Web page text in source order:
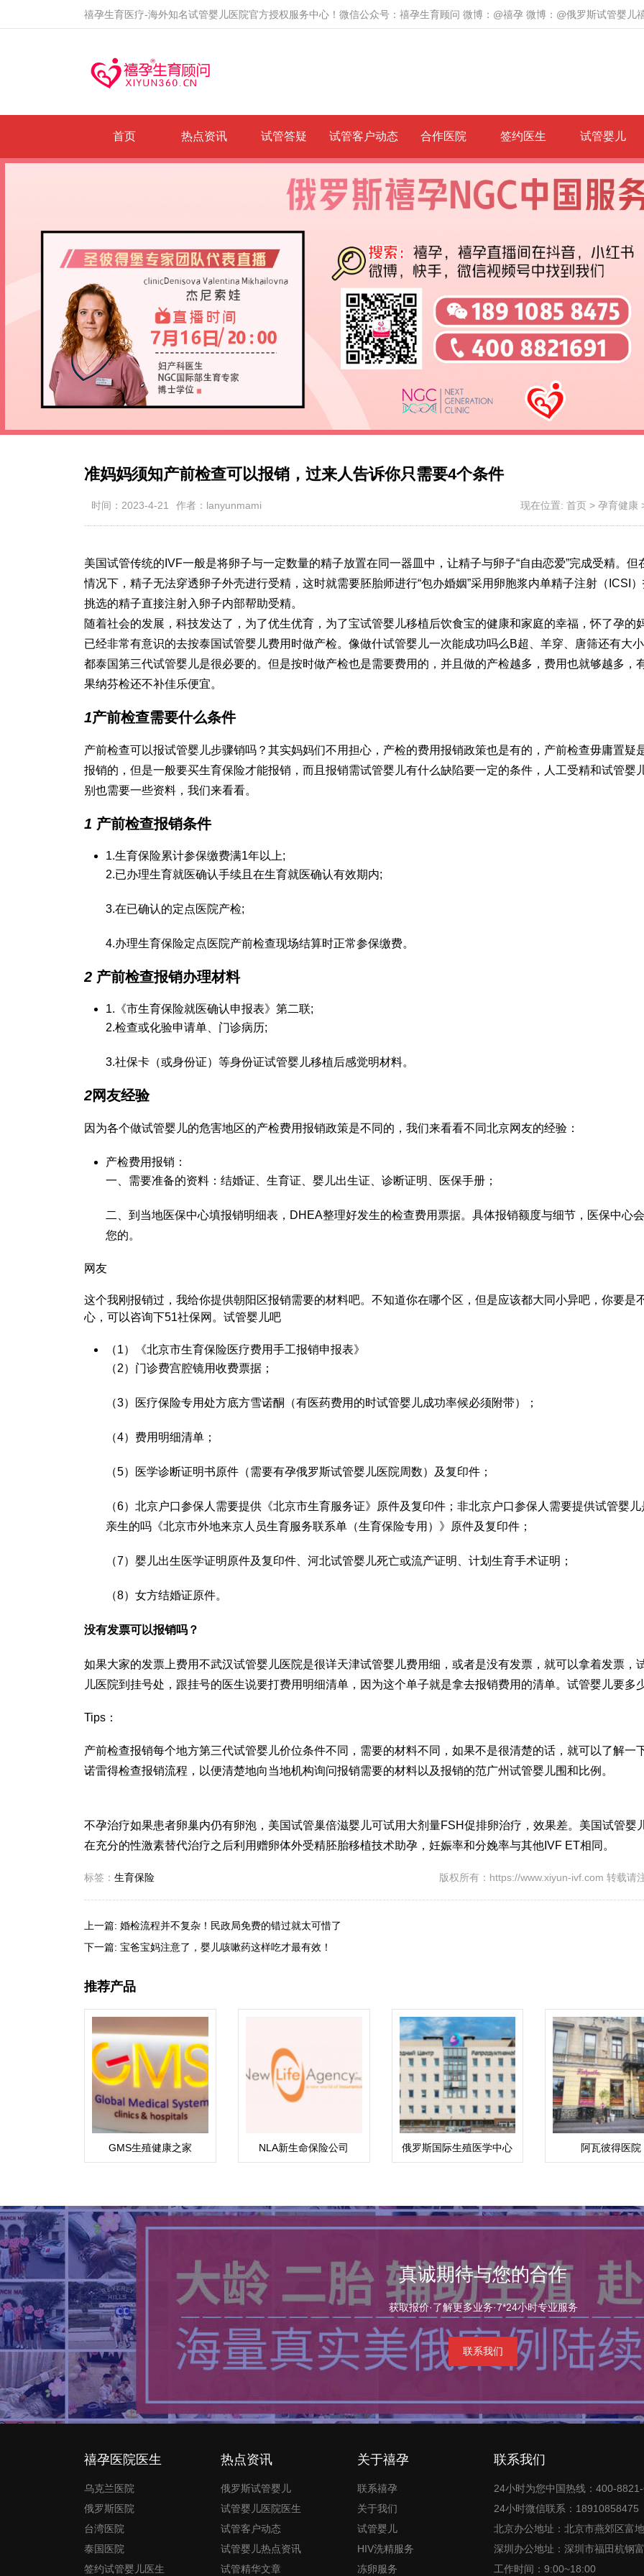
禧孕生育医疗-海外知名试管婴儿医院官方授权服务中心！微信公众号：禧孕生育顾问 微博：@禧孕 微博：@俄罗斯试管婴儿
首页 热点资讯 试管答疑 试管客户动态 合作医院 签约医生 试管婴儿
准妈妈须知产前检查可以报销，过来人告诉你只需要4个条件
时间：2023-4-21 作者：lanyunmami 现在位置: 首页 > 孕育健康
美国试管传统的IVF一般是将卵子与一定数量的精子放置在同一器皿中，让精子与卵子“自由恋爱”完成受精。但
情况下，精子无法穿透卵子外壳进行受精，这时就需要胚胎师进行“包办婚姻”采用卵胞浆内单精子注射（ICSI
挑选的精子直接注射入卵子内部帮助受精。
随着社会的发展，科技发达了，为了优生优育，为了宝试管婴儿移植后饮食宝的健康和家庭的幸福，怀了孕的
已经非常有意识的去按泰国试管婴儿费用 时做产检。像做什试管婴儿一次能成功吗么B超、羊穿、唐筛还有大
都泰国第三代试管婴儿是很必要的。但是按时做产检也是需要费用的，并且做的产检越多，费用也就够越多，
果纳芬检还不补佳乐便宜。
1产前检查需要什么条件
产前检查可以报试管婴儿步骤销吗？其实妈妈们不用担心，产检的费用报销政策也是有的，产前检查毋庸置疑
报销的，但是一般要买生育保险才能报销，而且报销需试管婴儿有什么缺陷要一定的条件， 人工受精和试管婴
别 也需要一些资料，我们来看看。
1 产前检查报销条件
1.生育保险累计参保缴费满1年以上;
2.已办理生育就医确认手续且在生育就医确认有效期内;
3.在已确认的定点医院产检;
4.办理生育保险定点医院产前检查现场结算时正常参保缴费。
2 产前检查报销办理材料
1.《市生育保险就医确认申报表》第二联;
2.检查或化验申请单、门诊病历;
3.社保卡（或身份证）等身份证试管婴儿移植后感觉明材料。
2网友经验
因为各个做试管婴儿的危害地区的产检费用报销政策是不同的，我们来看看不同北京网友的经验：
产检费用报销：
一、需要准备的资料：结婚证、生育证、婴儿出生证、诊断证明、医保手册；
二、到当地医保中心填报销明细表， DHEA整理好发生的检查费用票据。具体报销额度与细节，医保中心
您的。
网友
这个我刚报销过，我给你提供朝阳区报销需要的材料吧。不知道你在哪个区，但是应该都大同小异吧，你要是
心，可以咨询下51社保网。 试管婴儿吧
（1）《北京市生育保险医疗费用手工报销申报表》
（2）门诊费宫腔镜用收费票据；
（3）医疗保险专用处方底方雪诺酮 （有医药费用的时试管婴儿成功率候必须附带）；
（4）费用明细清单；
（5）医学诊断证明书原件（需要有孕俄罗斯试管婴儿医院周数）及复印件；
（6）北京户口参保人需要提供《北京市生育服务证》原件及复印件；非北京户口参保人需要提供试管婴儿
亲生的吗 《北京市外地来京人员生育服务联系单（生育保险专用）》原件及复印件；
（7）婴儿出生医学证明原件及复印件、 河北试管婴儿死亡或流产证明、计划生育手术证明；
（8）女方结婚证原件。
没有发票可以报销吗？
如果大家的发票上费用不武汉试管婴儿医院是很详天津试管婴儿费用细，或者是没有发票，就可以拿着发票，
儿医院到挂号处，跟挂号的医生说要打费用明细清单，因为这个单子就是拿去报销费用的清单。 试管婴儿要多
Tips：
产前检查报销每个地方第三代试管婴儿价位条件不同，需要的材料不同，如果不是很清楚的话，就可以了解一
诺雷得检查报销流程，以便清楚地向当地机构询问报销需要的材料以及报销的范广州试管婴儿围和比例。
不孕治疗如果患者卵巢内仍有卵泡，美国试管巢倍滋婴儿可试用大剂量FSH促排卵治疗，效果差。美国试管婴
在充分的性激素替代治疗之后利用赠卵体外受精胚胎移植技术助孕，妊娠率和分娩率与其他IVF ET相同。
标签： 生育保险 版权所有：https://www.xiyun-ivf.com 转载请
上一篇: 婚检流程并不复杂！民政局免费的错过就太可惜了
下一篇: 宝爸宝妈注意了，婴儿咳嗽药这样吃才最有效！
推荐产品
GMS生殖健康之家 NLA新生命保险公司
俄罗斯国际生殖医学中心
(ICRM)
阿瓦彼得医院
真诚期待与您的合作
获取报价·了解更多业务·7*24小时专业服务
联系我们
禧孕医院医生
乌克兰医院
俄罗斯医院
台湾医院
泰国医院
签约试管婴儿医生
热点资讯
俄罗斯试管婴儿
试管婴儿医院医生
试管客户动态
试管婴儿热点资讯
试管精华文章
关于禧孕
联系禧孕
关于我们
试管婴儿
HIV洗精服务
冻卵服务
联系我们
24小时为您中国热线：400-
24小时微信联系：18910858475
北京办公地址：北京市燕郊区富
深圳办公地址：深圳市福田杭钢
工作时间：9:00~18:00